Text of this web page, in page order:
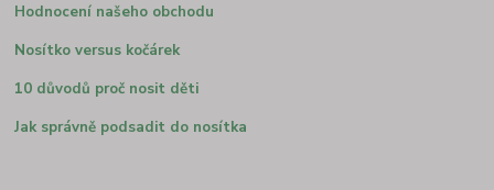
Hodnocení našeho obchodu
Nosítko versus kočárek
10 důvodů proč nosit děti
Jak správně podsadit do nosítka